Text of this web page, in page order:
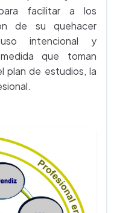
facilitar a los
de su quehacer
intencional y
que toman
plan de estudios, la